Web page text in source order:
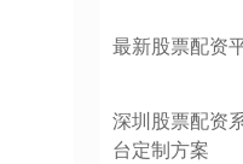
最新股票配资
深圳股票配资
台定制方案